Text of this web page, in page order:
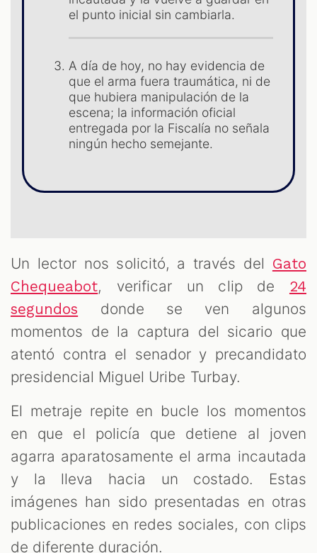
el punto inicial sin cambiarla.
A día de hoy, no hay evidencia de
que el arma fuera traumática, ni de
que hubiera manipulación de la
escena; la información oficial
entregada por la Fiscalía no señala
ningún hecho semejante.
Un lector nos solicitó, a través del Gato
Chequeabot, verificar un clip de 24
segundos donde se ven algunos
momentos de la captura del sicario que
atentó contra el senador y precandidato
presidencial Miguel Uribe Turbay.
El metraje repite en bucle los momentos
en que el policía que detiene al joven
agarra aparatosamente el arma incautada
y la lleva hacia un costado. Estas
imágenes han sido presentadas en otras
publicaciones en redes sociales, con clips
de diferente duración.